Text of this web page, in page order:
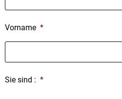
Vorname *
Sie sind : *